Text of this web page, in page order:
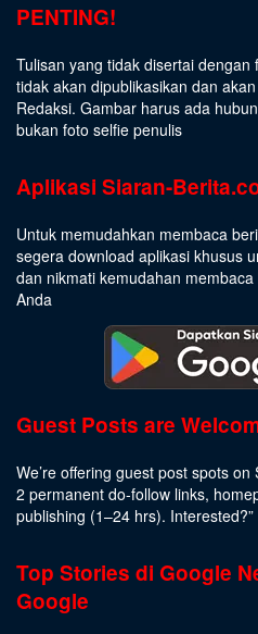
PENTING!
Tulisan yang tidak disertai
tidak akan dipublikasikan dan
Redaksi. Gambar harus ada
bukan foto selfie penulis
Aplikasi Siaran-
Untuk memudahkan membaca
segera download aplikasi khusus
dan nikmati kemudahan
Anda
Guest Posts are
We’re offering guest post spots on
2 permanent do-follow links,
publishing (1–24 hrs). Interested?”
Top Stories di Google
Google